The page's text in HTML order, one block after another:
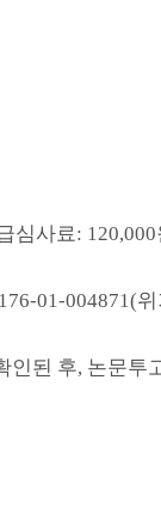
심사료:
01-004871(
인된 후, 논문투